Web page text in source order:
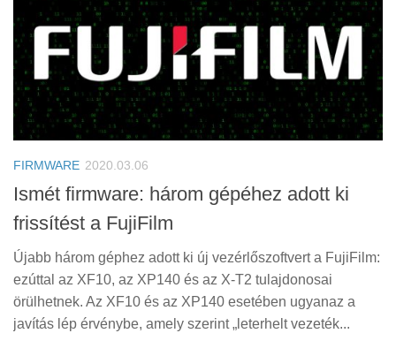
Szoftver
Firmware
Tudástár
Tanácsok
Helyszíni Riport
E-BB
FIRMWARE 2020.03.06
Ismét firmware: három gépéhez adott ki
frissítést a FujiFilm
Újabb három géphez adott ki új vezérlőszoftvert a FujiFilm:
ezúttal az XF10, az XP140 és az X-T2 tulajdonosai
örülhetnek. Az XF10 és az XP140 esetében ugyanaz a
javítás lép érvénybe, amely szerint „leterhelt vezeték...